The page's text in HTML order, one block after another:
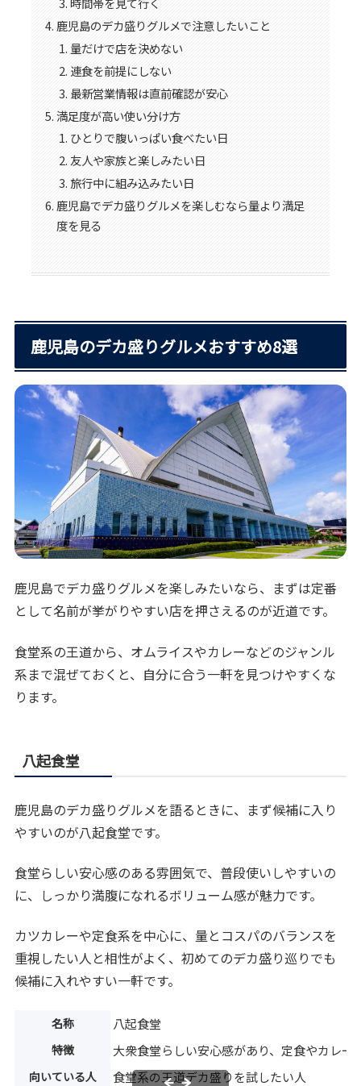
鹿児島のデカ盛りグルメで注意したいこと
量だけで店を決めない
連食を前提にしない
最新営業情報は直前確認が安心
満足度が高い使い分け方
ひとりで腹いっぱい食べたい日
友人や家族と楽しみたい日
旅行中に組み込みたい日
鹿児島でデカ盛りグルメを楽しむなら量より満足
度を見る
鹿児島のデカ盛りグルメおすすめ8選
鹿児島でデカ盛りグルメを楽しみたいなら、まずは定番
として名前が挙がりやすい店を押さえるのが近道です。
食堂系の王道から、オムライスやカレーなどのジャンル
系まで混ぜておくと、自分に合う一軒を見つけやすくな
ります。
八起食堂
鹿児島のデカ盛りグルメを語るときに、まず候補に入り
やすいのが八起食堂です。
食堂らしい安心感のある雰囲気で、普段使いしやすいの
に、しっかり満腹になれるボリューム感が魅力です。
カツカレーや定食系を中心に、量とコスパのバランスを
重視したい人と相性がよく、初めてのデカ盛り巡りでも
候補に入れやすい一軒です。
名称 八起食堂
特徴 大衆食堂らしい安心感があり、定食やカレー
向いている人 食堂系の王道デカ盛りを試したい人